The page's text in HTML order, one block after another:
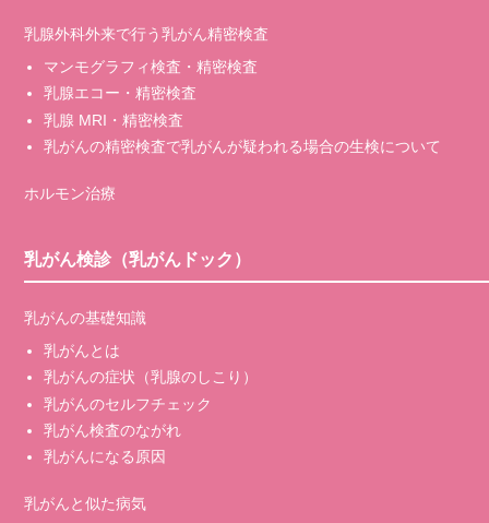
乳腺外科外来で行う乳がん精密検査
マンモグラフィ検査・精密検査
乳腺エコー・精密検査
乳腺 MRI・精密検査
乳がんの精密検査で乳がんが疑われる場合の生検について
ホルモン治療
乳がん検診（乳がんドック）
乳がんの基礎知識
乳がんとは
乳がんの症状（乳腺のしこり）
乳がんのセルフチェック
乳がん検査のながれ
乳がんになる原因
乳がんと似た病気